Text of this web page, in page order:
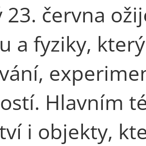
23. června
a fyziky,
Hlavním
i objekty,